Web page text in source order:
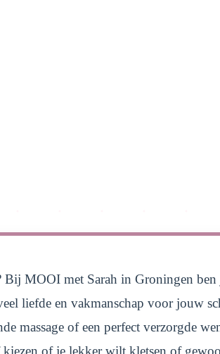
MOOI met Sarah in Groningen ben
liefde en vakmanschap voor jouw
massage of een perfect verzorgde
of je lekker wilt kletsen of